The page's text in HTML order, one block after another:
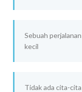
Sebuah
kecil
Tidak ada cita-